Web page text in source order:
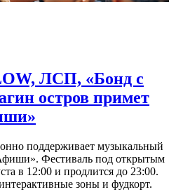
ЛСП, «Бонд с
остров примет
поддерживает музыкальный
Фестиваль под открытым
в 12:00 и продлится до 23:00.
зоны и фудкорт.